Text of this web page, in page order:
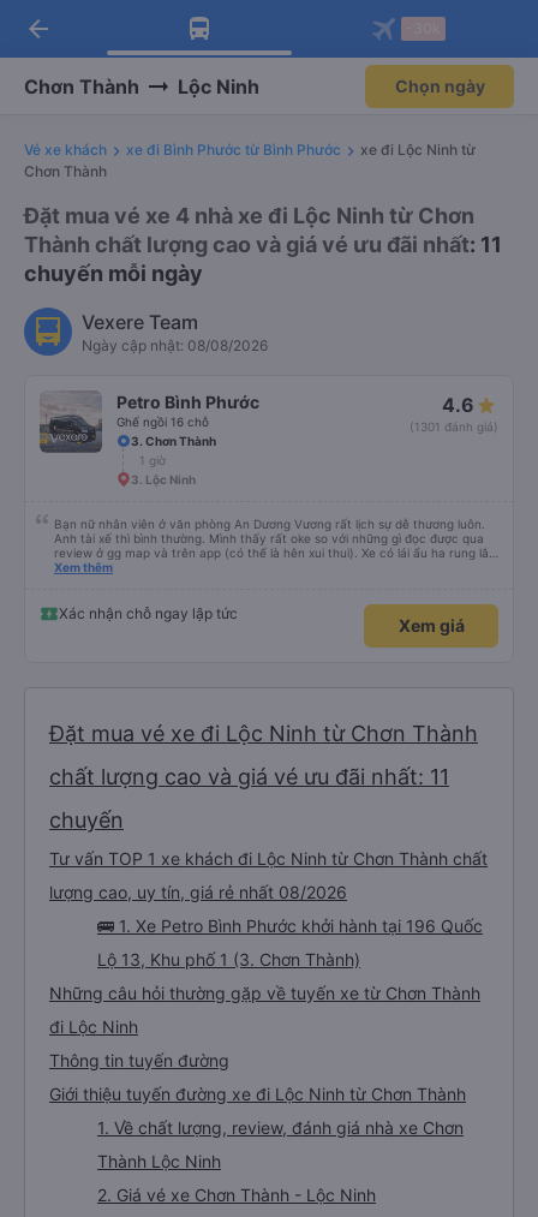
Tải app Vexere ngay!
Nhận ưu đãi thành viên độc
Mở app
Tải app Vexere
-30k/ghế khi đặt vé máy bay qua
Mở app
arrow_back
Chơn Thành Lộc Ninh Chọn ngày
Vé xe khách xe đi Bình Phước từ Bình Phước
xe đi Lộc Ninh từ
Chơn Thành
Đặt mua vé xe 4 nhà xe đi Lộc Ninh từ Chơn
Thành chất lượng cao và giá vé ưu đãi nhất: 11
chuyến mỗi ngày
Vexere Team
Ngày cập nhật: 08/08/2026
Petro Bình Phước
Ghế ngồi 16 chỗ
4.6
(1301 đánh giá)
3. Chơn Thành
1 giờ
3. Lộc Ninh
Bạn nữ nhân viên ở văn phòng An Dương Vương rất lịch sự dễ thương luôn.
Anh tài xế thì bình thường. Mình thấy rất oke so với những gì đọc được qua
review ở gg map và trên app (có thể là hên xui thui). Xe có lái ẩu ha rung lắc
hay không thì cũng ko rõ tại mình say xe nên ngủ ko à
Xem thêm
Xác nhận chỗ ngay lập tức
Xem giá
Đặt mua vé xe đi Lộc Ninh từ Chơn Thành
chất lượng cao và giá vé ưu đãi nhất: 11
chuyến
Tư vấn TOP 1 xe khách đi Lộc Ninh từ Chơn Thành chất
lượng cao, uy tín, giá rẻ nhất 08/2026
🚌 1. Xe Petro Bình Phước khởi hành tại 196 Quốc
Lộ 13, Khu phố 1 (3. Chơn Thành)
Những câu hỏi thường gặp về tuyến xe từ Chơn Thành
đi Lộc Ninh
Thông tin tuyến đường
Giới thiệu tuyến đường xe đi Lộc Ninh từ Chơn Thành
1. Về chất lượng, review, đánh giá nhà xe Chơn
Thành Lộc Ninh
2. Giá vé xe Chơn Thành - Lộc Ninh